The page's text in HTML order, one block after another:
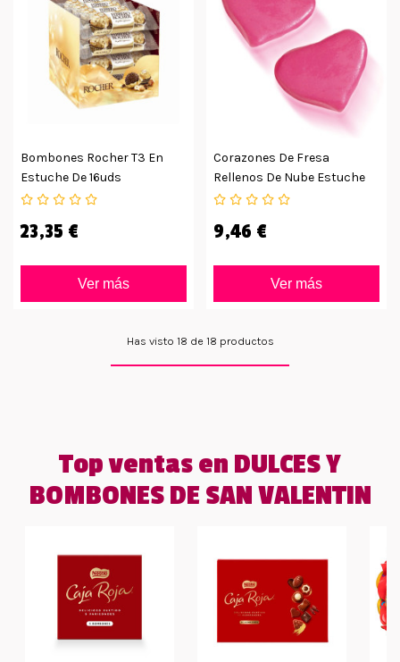
Bombones Rocher T3 En
Estuche De 16uds
23,35 €
Ver más
Corazones De Fresa
Rellenos De Nube Estuche
75ud.
9,46 €
Ver más
Has visto 18 de 18 productos
Top ventas en DULCES Y
BOMBONES DE SAN VALENTIN